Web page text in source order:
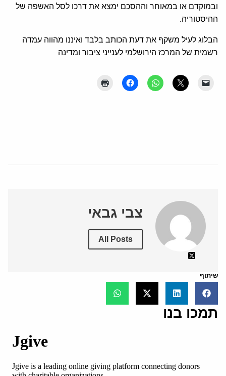
ובמוקדם או במאוחר וההסכם ימצא את דרכו לסל האשפה של
ההיסטוריה.
הבלוג לעיל משקף את דעת הכותב בלבד ואיננו מהווה עמדה
רשמית של המרכז הירושלמי לענייני ציבור ומדינה
צבי גבאי
All Posts
שיתוף
תמכו בנו